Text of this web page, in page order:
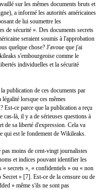
sur les mêmes documents bruts et
a informé les autorités américaines
de lui soumettre les
de sécurité ». Des documents secrets
seraient soumis à l'approbation
quelque chose? J'avoue que j'ai
s'embourgeoise comme le
individuelles et la sécurité
publication de ces documents par
lorsque ces mêmes
ce parce que la publication a reçu
cas-là, il y a de sérieuses questions à
de sa liberté d'expression. Cela va
qui est le fondement de Wikileaks.
moins de cent-vingt journalistes
et indices pouvant identifier les
« secrets », « confidentiels » ou « non
» [7]. Est-ce de la censure ou de
» même s'ils ne sont pas